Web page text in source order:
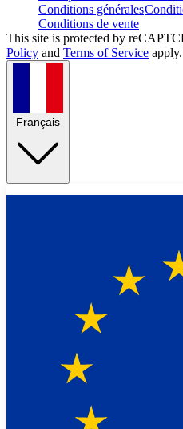
Conditions générales
Conditions de vente
This site is protected by
Policy and Terms of Service apply.
Français